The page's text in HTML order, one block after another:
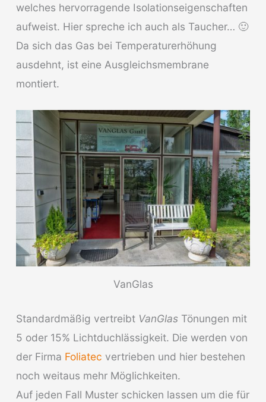
welches hervorragende Isolationseigenschaften
aufweist. Hier spreche ich auch als Taucher… 🙂
Da sich das Gas bei Temperaturerhöhung
ausdehnt, ist eine Ausgleichsmembrane
montiert.
VanGlas
Standardmäßig vertreibt VanGlasTönungen mit
5 oder 15% Lichtduchlässigkeit. Die werden von
der Firma Foliatec vertrieben und hier bestehen
noch weitaus mehr Möglichkeiten.
Auf jeden Fall Muster schicken lassen um die für